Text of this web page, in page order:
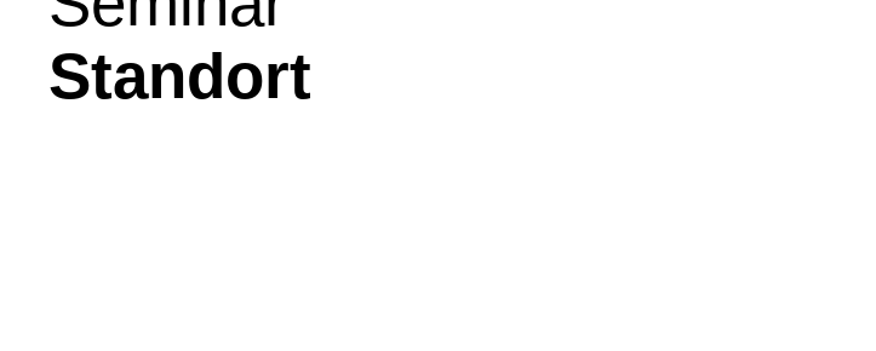
Standort